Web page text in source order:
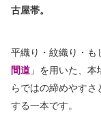
古屋帯。
平織り・紋織り・も
間道 」を用いた、
らではの締めやす
する一本です。